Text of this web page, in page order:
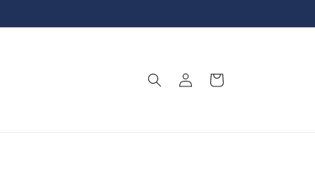
Iniciar
sesión
Carrito